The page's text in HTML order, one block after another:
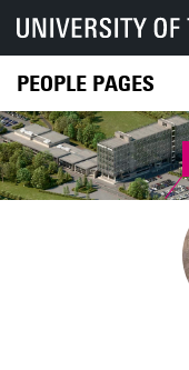
PEOPLE PAGES